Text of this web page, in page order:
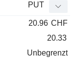
PUT
20.96 CHF
20.33
Unbegrenzt